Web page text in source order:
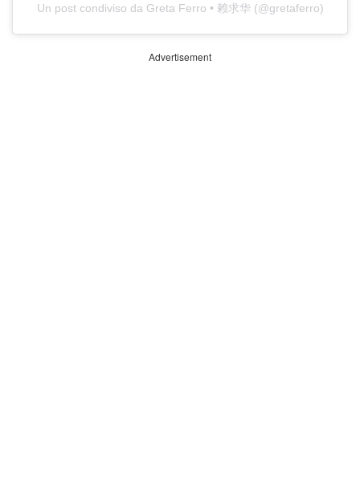
Un post condiviso da Greta Ferro • 赖求华 (@gretaferro)
Advertisement